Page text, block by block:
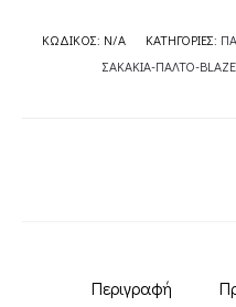
ΚΩΔΙΚΌΣ: N/A ΚΑΤΗΓΟΡΊΕΣ:
ΣΑΚΑΚΙΑ-ΠΑΛΤΟ-
Περιγραφή